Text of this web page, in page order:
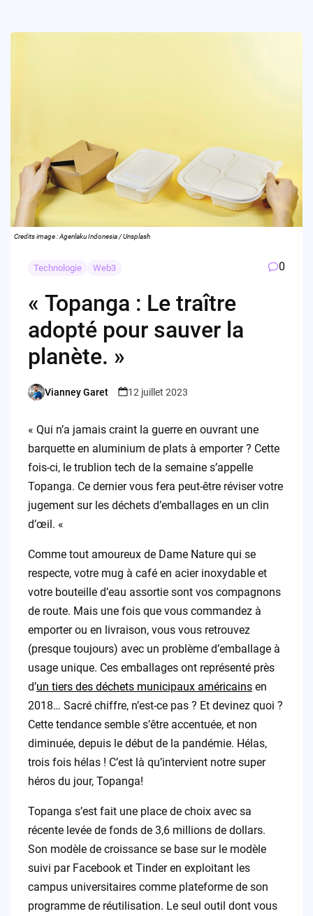
Credits image : Agenlaku Indonesia / Unsplash
Technologie Web3 0
« Topanga : Le traître
adopté pour sauver la
planète. »
Posted
Vianney Garet 12 juillet 2023
« Qui n’a jamais craint la guerre en ouvrant une
barquette en aluminium de plats à emporter ? Cette
fois-ci, le trublion tech de la semaine s’appelle
Topanga. Ce dernier vous fera peut-être réviser votre
jugement sur les déchets d’emballages en un clin
d’œil. «
Comme tout amoureux de Dame Nature qui se
respecte, votre mug à café en acier inoxydable et
votre bouteille d’eau assortie sont vos compagnons
de route. Mais une fois que vous commandez à
emporter ou en livraison, vous vous retrouvez
(presque toujours) avec un problème d’emballage à
usage unique. Ces emballages ont représenté près
d’un tiers des déchets municipaux américainsen
2018… Sacré chiffre, n’est-ce pas ? Et devinez quoi ?
Cette tendance semble s’être accentuée, et non
diminuée, depuis le début de la pandémie. Hélas,
trois fois hélas ! C’est là qu’intervient notre super
héros du jour, Topanga!
Topanga s’est fait une place de choix avec sa
récente levée de fonds de 3,6 millions de dollars.
Son modèle de croissance se base sur le modèle
suivi par Facebook et Tinder en exploitant les
campus universitaires comme plateforme de son
programme de réutilisation. Le seul outil dont vous